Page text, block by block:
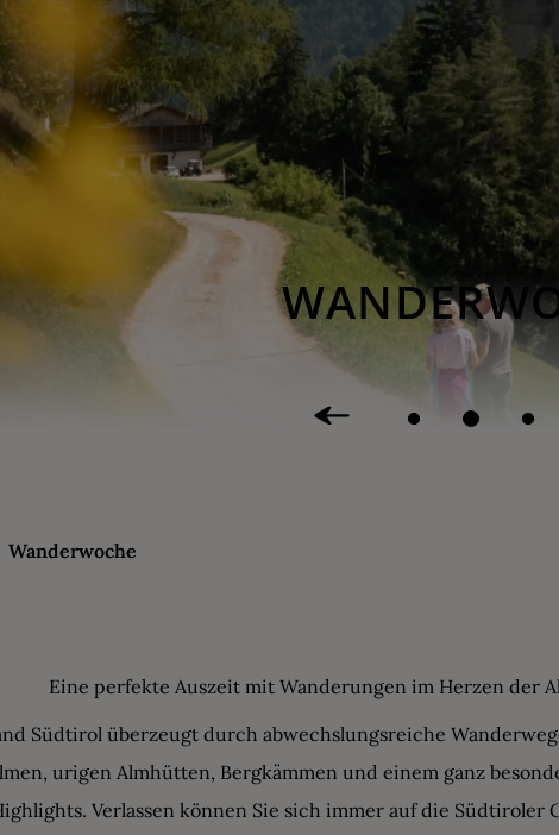
Wanderwoche
Eine perfekte Auszeit mit Wanderungen im Herzen der
Südtirol überzeugt durch abwechslungsreiche
urigen Almhütten, Bergkämmen und einem ganz
Verlassen können Sie sich immer auf die